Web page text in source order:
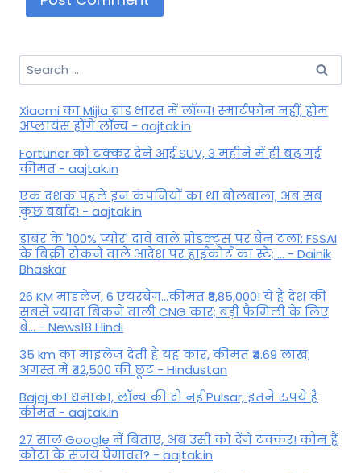
Search
for:
Xiaomi का Mijia ब्रांड भारत में लॉन्च! स्मार्टफोन नहीं, होम
अप्लायंस होंगे लॉन्च - aajtak.in
Fortuner को टक्कर देने आई SUV, 3 महीने में ही बढ़ गई
कीमत - aajtak.in
एक दशक पहले इन कंपनियों का था बोलबाला, अब सब
कुछ बर्बाद! - aajtak.in
डाबर के '100% प्योर' दावे वाले प्रोडक्ट्स पर बैन टला: FSSAI
के बिक्री रोकने वाले आदेश पर हाईकोर्ट का स्टे; ... - Dainik
Bhaskar
26 KM माइलेज, 6 एयरबैग...कीमत ₹8,85,000! ये है देश की
सबसे ज्यादा बिकने वाली CNG कार; बड़ी फैमिली के लिए
बे... - News18 Hindi
35 km का माइलेज देती है यह कार, कीमत ₹4.69 लाख;
अगस्त में ₹42,500 की छूट - Hindustan
Bajaj का धमाका, लॉन्च की दो नई Pulsar, इतने रुपये है
कीमत - aajtak.in
27 साल Google में बिताए, अब उसी को देंगे टक्कर! कौन हैं
कोटा के संजय घेमावत? - aajtak.in